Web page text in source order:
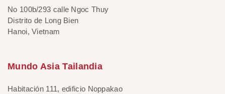
No 100b/293 calle Ngoc Thuy
Distrito de Long Bien
Hanoi, Vietnam
Mundo Asia Tailandia
Habitación 111, edificio Noppakao